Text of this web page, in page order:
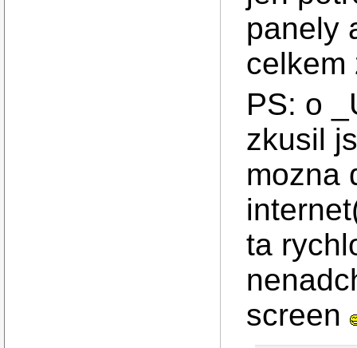
panely
celkem
PS: o
zkusil
mozna
ta
screen